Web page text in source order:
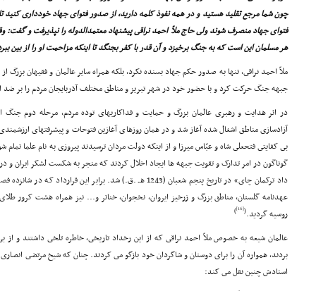
چون شما مرجع تقلید هستید و در همه نفوذ کلمه دارید، از صدور فتواى جهاد خوددارى کنید
فتواى جهاد منصرف شوند ولى حاج ملاّ احمد نراقى پیشنهاد معتمدالدوله را نپذیرفت و
هر مسلمان این است که به جنگ برخیزد و آن قدر با کفر بجنگد تا اینکه مزاحمت او را از بین
ملاّ احمد نراقى، تنها به صدور حکم جهاد بسنده نکرد، بلکه همراه سایر عالمان و فقیهان
جبهه جنگ حرکت کرد و با حضور خود در شهر تبریز و مناطق مختلف آذربایجان مردم را بر ضد
در اثر هدایت و رهبرى عالمان بزرگ و حمایت و فداکاریهاى توده مردم، مرحله دوم
آزادسازى مناطق اشغال شده آغاز شد و در همان روزهاى آغازین فتوحات و پیشرفتهاى
بى کفایتى فتحعلى شاه و عبّاس میرزا و از اینکه دولت مردان ترسیدند پیروزى به نام علما تمام
گوناگون در امر تدارک و تقویت جبهه ها ایجاد اخلال کردند که منجر به شکست لشکر ایران و در
داد ترکمان چاى» در تاریخ پنجم شعبان (1243 هـ .ق.) شد. برابر
عهدنامه گلستان، مناطق بزرگ و زرخیز ایروان، نخجوان، خناتر و... نیز همراه هشت کرور
روسیه گردید.(
[16]
)
عالمان شیعه به خصوص ملاّ احمد نراقى که از این رخداد تاریخى، خاطره تلخى داشتند و
بردند، همواره آن را براى دوستان و شاگردان خود بازگو مى کردند. چنان که شیخ مرتضى
استادش چنین نقل مى کند: